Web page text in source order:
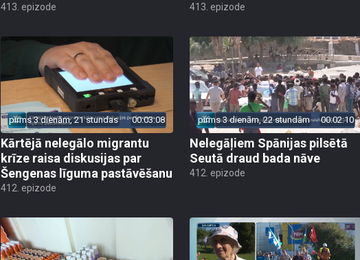
413. epizode 413. epizode
pirms 3 dienām, 21 stundas 00:03:08
Kārtējā nelegālo migrantu
krīze raisa diskusijas par
Šengenas līguma pastāvēšanu
412. epizode
pirms 3 dienām, 22 stundām 00:02:10
Nelegāļiem Spānijas pilsētā
Seutā draud bada nāve
412. epizode